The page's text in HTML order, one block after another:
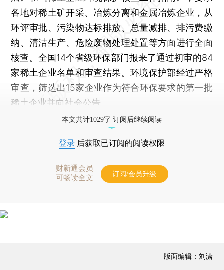
各地对稀土矿开采、冶炼分离和金属冶炼企业，从
环评审批、污染物达标排放、总量减排、排污费缴
纳、清洁生产、危险废物处理处置等方面进行全面
核查。全国14个省级环保部门报来了通过初审的84
家稀土企业名单和审查结果。环境保护部经过严格
审查，筛选出15家企业作为符合环保要求的第一批
稀土企业并向社会公告。
本文共计1029字 订阅后继续阅读
登录 后获取已订阅的阅读权限
财新通会员
可畅读全文
订阅/会员升级
版面编辑：刘潇